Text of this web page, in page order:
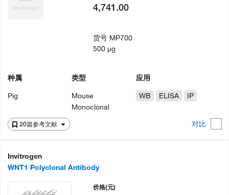
20篇参考文献 对比
种属
Pig
类型
Mouse
Monoclonal
应用
WB
ELISA IP
4,741.00
货号 MP700
500 µg
Invitrogen
WNT1 Polyclonal Antibody
价格(元)